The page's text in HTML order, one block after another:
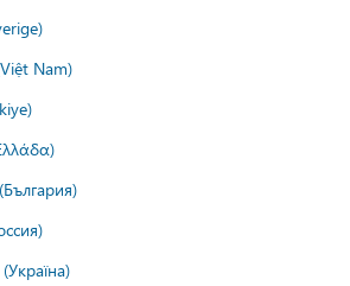
Nam)